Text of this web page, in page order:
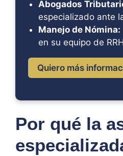
Abogados
especializado ante
Manejo de Nómina:
en su equipo de
Quiero más
Por qué la